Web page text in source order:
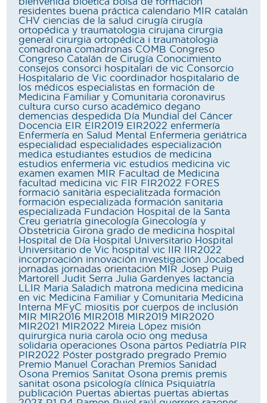
bienvenida bioética bolsa de formación
residentes buena práctica calendario MIR catalán
CHV ciencias de la salud cirugía cirugía
ortopédica y traumatologia cirujana cirurgia
general cirurgia ortopédica i traumatologia
comadrona comadronas COMB Congreso
Congreso Catalán de Cirugía Conocimiento
consejos consorci hospitalari de vic Consorcio
Hospitalario de Vic coordinador hospitalario de
los médicos especialistas en formación de
Medicina Familiar y Comunitaria coronavirus
cultura curso curso académico degano
demencias despedida Día Mundial del Cáncer
Docencia EIR EIR2019 EIR2022 enfermería
Enfermería en Salud Mental Enfermeria geriátrica
especialidad especialidades especialización
medica estudiantes estudios de medicina
estudios enfermeria vic estudios medicina vic
examen examen MIR Facultad de Medicina
facultad medicina vic FIR FIR2022 FORES
formació sanitària especialitzada formación
formación especializada formación sanitaria
especializada Fundación Hospital de la Santa
Creu geriatría ginecología Ginecología y
Obstetricia Girona grado de medicina hospital
Hospital de Día Hospital Universitario Hospital
Universitario de Vic hospital vic IIR IIR2022
incorproación innovación investigación Jocabed
jornadas jornadas orientación MIR Josep Puig
Martorell Judit Serra Julia Gardenyes lactancia
LLIR Maria Saladich matrona medicina medicina
en vic Medicina Familiar y Comunitaria Medicina
Interna MFyC miositis por cuerpos de inclusión
MIR MIR2016 MIR2018 MIR2019 MIR2020
MIR2021 MIR2022 Mireia López misión
quirurgica nuria carola ocio ong medusa
solidaria operaciones Osona partos Pediatría PIR
PIR2022 Póster postgrado pregrado Premio
Premio Manuel Corachan Premios Sanidad
Osona Premios Sanitat Osona premis premis
sanitat osona psicología clínica Psiquiatría
publicación Puertas abiertas puertas abiertas